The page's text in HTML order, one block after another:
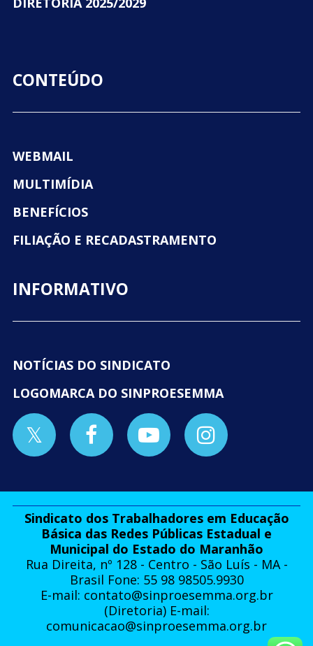
CONTEÚDO
WEBMAIL
MULTIMÍDIA
BENEFÍCIOS
FILIAÇÃO E RECADASTRAMENTO
INFORMATIVO
NOTÍCIAS DO SINDICATO
LOGOMARCA DO SINPROESEMMA
Sindicato dos Trabalhadores em Educação
Básica das Redes Públicas Estadual e
Municipal do Estado do Maranhão
Rua Direita, nº 128 - Centro - São Luís - MA -
Brasil Fone: 55 98 98505.9930
E-mail: contato@sinproesemma.org.br
(Diretoria) E-mail:
comunicacao@sinproesemma.org.br